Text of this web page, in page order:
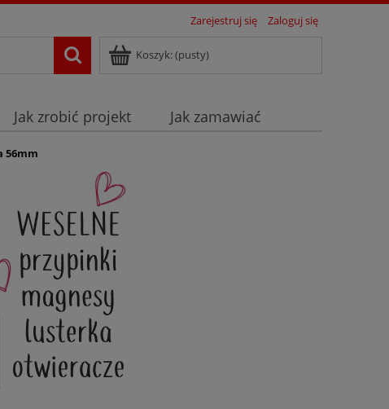
Zarejestruj się Zaloguj się
Koszyk:(pusty)
Jak zrobić projekt
Jak zamawiać
56mm